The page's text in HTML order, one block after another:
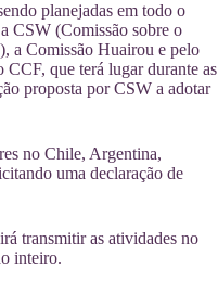
planejadas em todo o
CSW (Comissão sobre o
a Comissão Huairou e pelo
CCF, que terá lugar durante as
proposta por CSW a adotar
no Chile, Argentina,
uma declaração de
transmitir as atividades no
inteiro.